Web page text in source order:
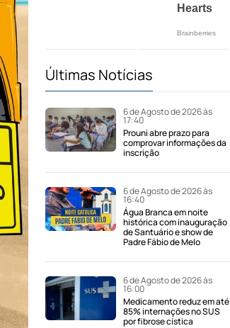
Últimas Notícias
6 de Agosto de 2026 às
17:40
Prouni abre prazo para
comprovar informações da
inscrição
6 de Agosto de 2026 às
16:40
Água Branca em noite
histórica com inauguração
de Santuário e show de
Padre Fábio de Melo
6 de Agosto de 2026 às
16:00
Medicamento reduz em até
85% internações no SUS
por fibrose cística